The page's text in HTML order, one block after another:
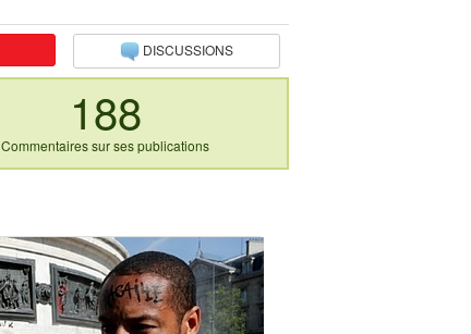
DISCUSSIONS
188
Commentaires sur ses publications